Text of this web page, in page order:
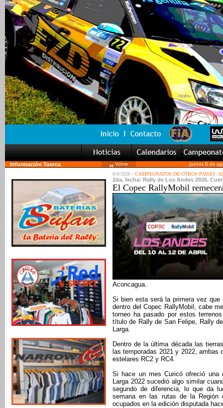
Información Tuerca Volver
jueves 6 de
8/4/2026 - CAMPEONATOS DE OTROS PAISES:
2da. fecha: Rally de Los Andes 2026.
El Copec RallyMobil
Aconcagua.
Si bien esta será la primera vez
dentro del Copec RallyMobil, cabe
torneo ha pasado por estos
título de Rally de San Felipe, Rally
Larga.
Dentro de la última década las
las temporadas 2021 y 2022,
estelares RC2 y RC4.
Si hace un mes Curicó ofreció una
Larga 2022 sucedió algo similar
segundo de diferencia, lo que da
semana en las rutas de la Región
ocupados en la edición disputada